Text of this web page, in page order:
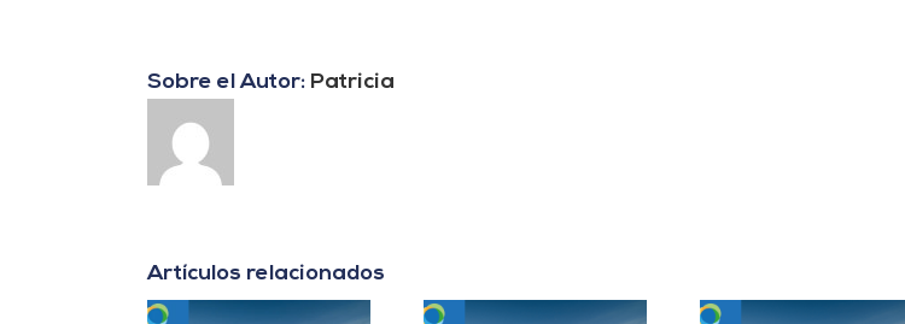
Sobre el Autor: Patricia
Artículos relacionados